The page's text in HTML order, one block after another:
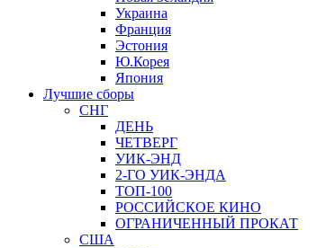
Украина
Франция
Эстония
Ю.Корея
Япония
Лучшие сборы
СНГ
ДЕНЬ
ЧЕТВЕРГ
УИК-ЭНД
2-ГО УИК-ЭНДА
ТОП-100
РОССИЙСКОЕ КИНО
ОГРАНИЧЕННЫЙ ПРОКАТ
США